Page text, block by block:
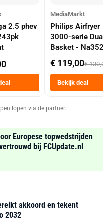
2.5 phev
MediaMarkt
Philips Airfryer
3000-serie Dual
Basket -
Dubbele Mand 9
Tot 6 Personen
Heteluchtfriteuse
Zwart
€ 119,00€ 130,00
Bekijk deal
lopen via de partner.
Europese topwedstrijden
bij FCUpdate.nl
akkoord en tekent
2032